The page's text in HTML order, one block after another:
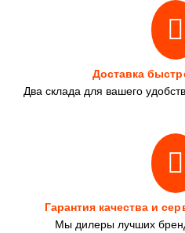
Доставка
Два склада для вашего
Гарантия качества и
Мы дилеры лучших